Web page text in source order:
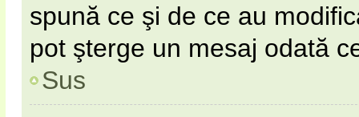
spună ce şi de ce au
pot şterge un mesaj odată
Sus